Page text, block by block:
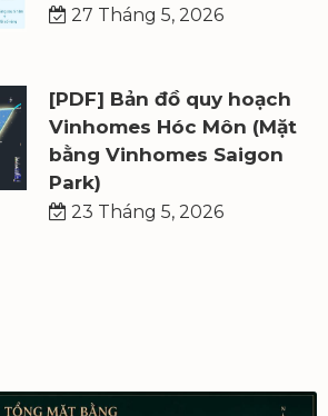
27 Tháng 5, 2026
[PDF] Bản đồ quy hoạch
Vinhomes Hóc Môn (Mặt
bằng Vinhomes Saigon
Park)
23 Tháng 5, 2026